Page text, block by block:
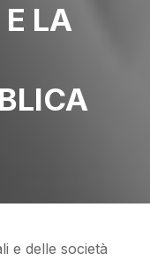
LA
e delle società